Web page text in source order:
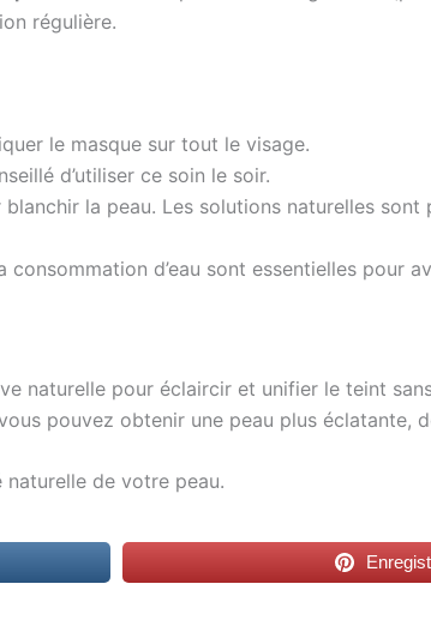
régulière.
le masque sur tout le visage.
d’utiliser ce soin le soir.
la peau. Les solutions naturelles
d’eau sont essentielles pour
naturelle pour éclaircir et unifier le teint
pouvez obtenir une peau plus éclatante,
naturelle de votre peau.